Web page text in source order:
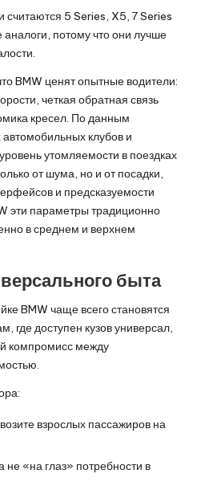
5 Series, X5, 7 Series
потому что они лучше
BMW ценят опытные водители:
четкая обратная связь
кресел. По данным
клубов и
утомляемости в поездках
от шума, но и от посадки,
и предсказуемости
эти параметры традиционно
в среднем и верхнем
быта
BMW чаще всего становятся
где доступен кузов универсал,
компромисс между
взрослых пассажиров на
«на глаз» потребности в